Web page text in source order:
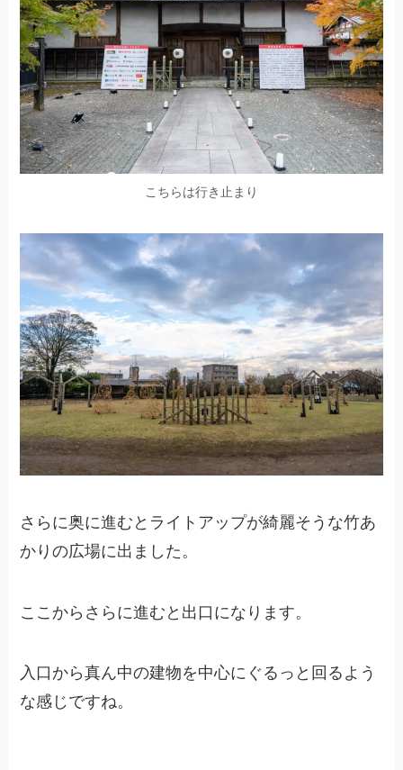
こちらは行き止まり
さらに奥に進むとライトアップが綺麗そうな竹あ
かりの広場に出ました。
ここからさらに進むと出口になります。
入口から真ん中の建物を中心にぐるっと回るよう
な感じですね。